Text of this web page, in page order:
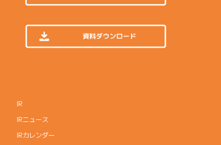
IR
IRニュース
IRカレンダー